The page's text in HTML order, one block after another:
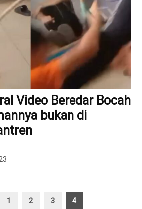
Video Beredar Bocah
bukan di
1 2 3 4